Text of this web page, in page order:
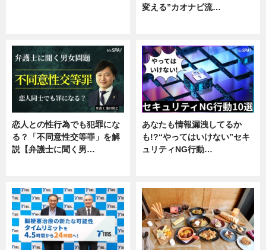
変える”カオナビ流…
恋人との性行為でも犯罪にな
る？「不同意性交等罪」を解
説【弁護士に聞く男…
あなたも情報漏洩してるか
も!?“やってはいけない”セキ
ュリティNG行動…